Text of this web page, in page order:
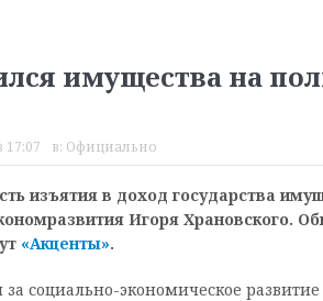
имущества на
17:07 в: Официально
изъятия в доход государства
Игоря Храновского.
«Акценты».
социально-экономическое развитие